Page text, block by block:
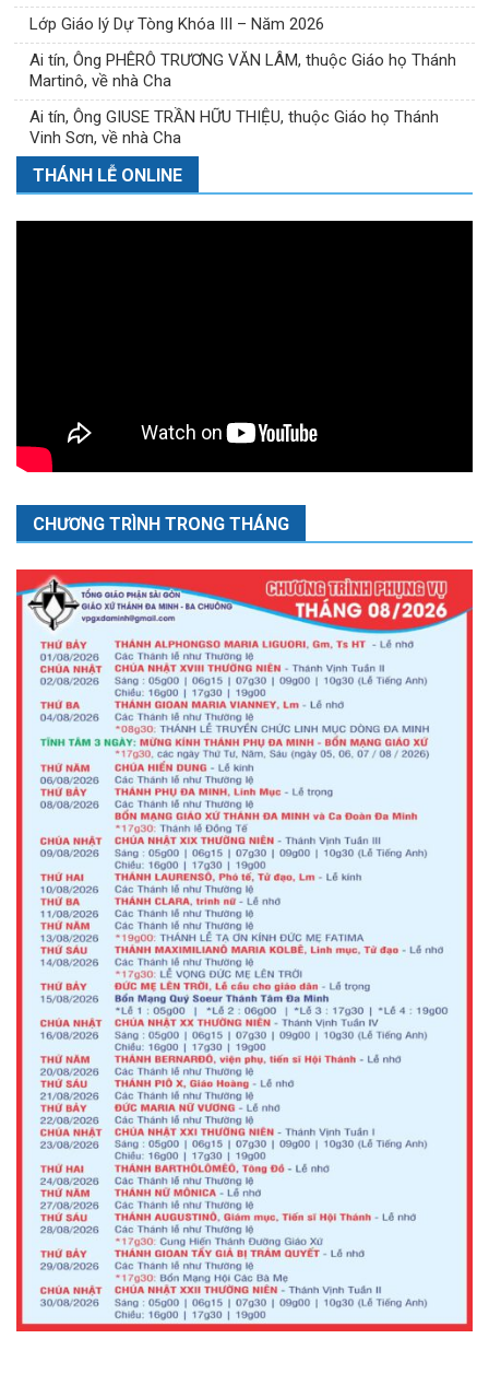
Lớp Giáo lý Dự Tòng Khóa III – Năm 2026
Ai tín, Ông PHÊRÔ TRƯƠNG VĂN LÂM, thuộc Giáo họ Thánh
Martinô, về nhà Cha
Ai tín, Ông GIUSE TRẦN HỮU THIỆU, thuộc Giáo họ Thánh
Vinh Sơn, về nhà Cha
THÁNH LỄ ONLINE
CHƯƠNG TRÌNH TRONG THÁNG